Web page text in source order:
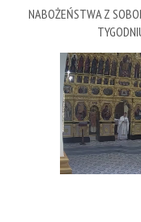
NABOŻEŃSTWA Z